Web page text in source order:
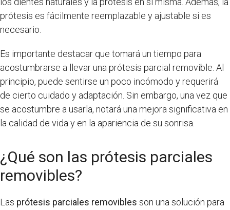
prótesis es fácilmente reemplazable y ajustable si es
necesario.
Es importante destacar que tomará un tiempo para
acostumbrarse a llevar una prótesis parcial removible. Al
principio, puede sentirse un poco incómodo y requerirá
de cierto cuidado y adaptación. Sin embargo, una vez que
se acostumbre a usarla, notará una mejora significativa en
la calidad de vida y en la apariencia de su sonrisa.
¿Qué son las prótesis parciales
removibles?
Las prótesis parciales removibles son una solución para